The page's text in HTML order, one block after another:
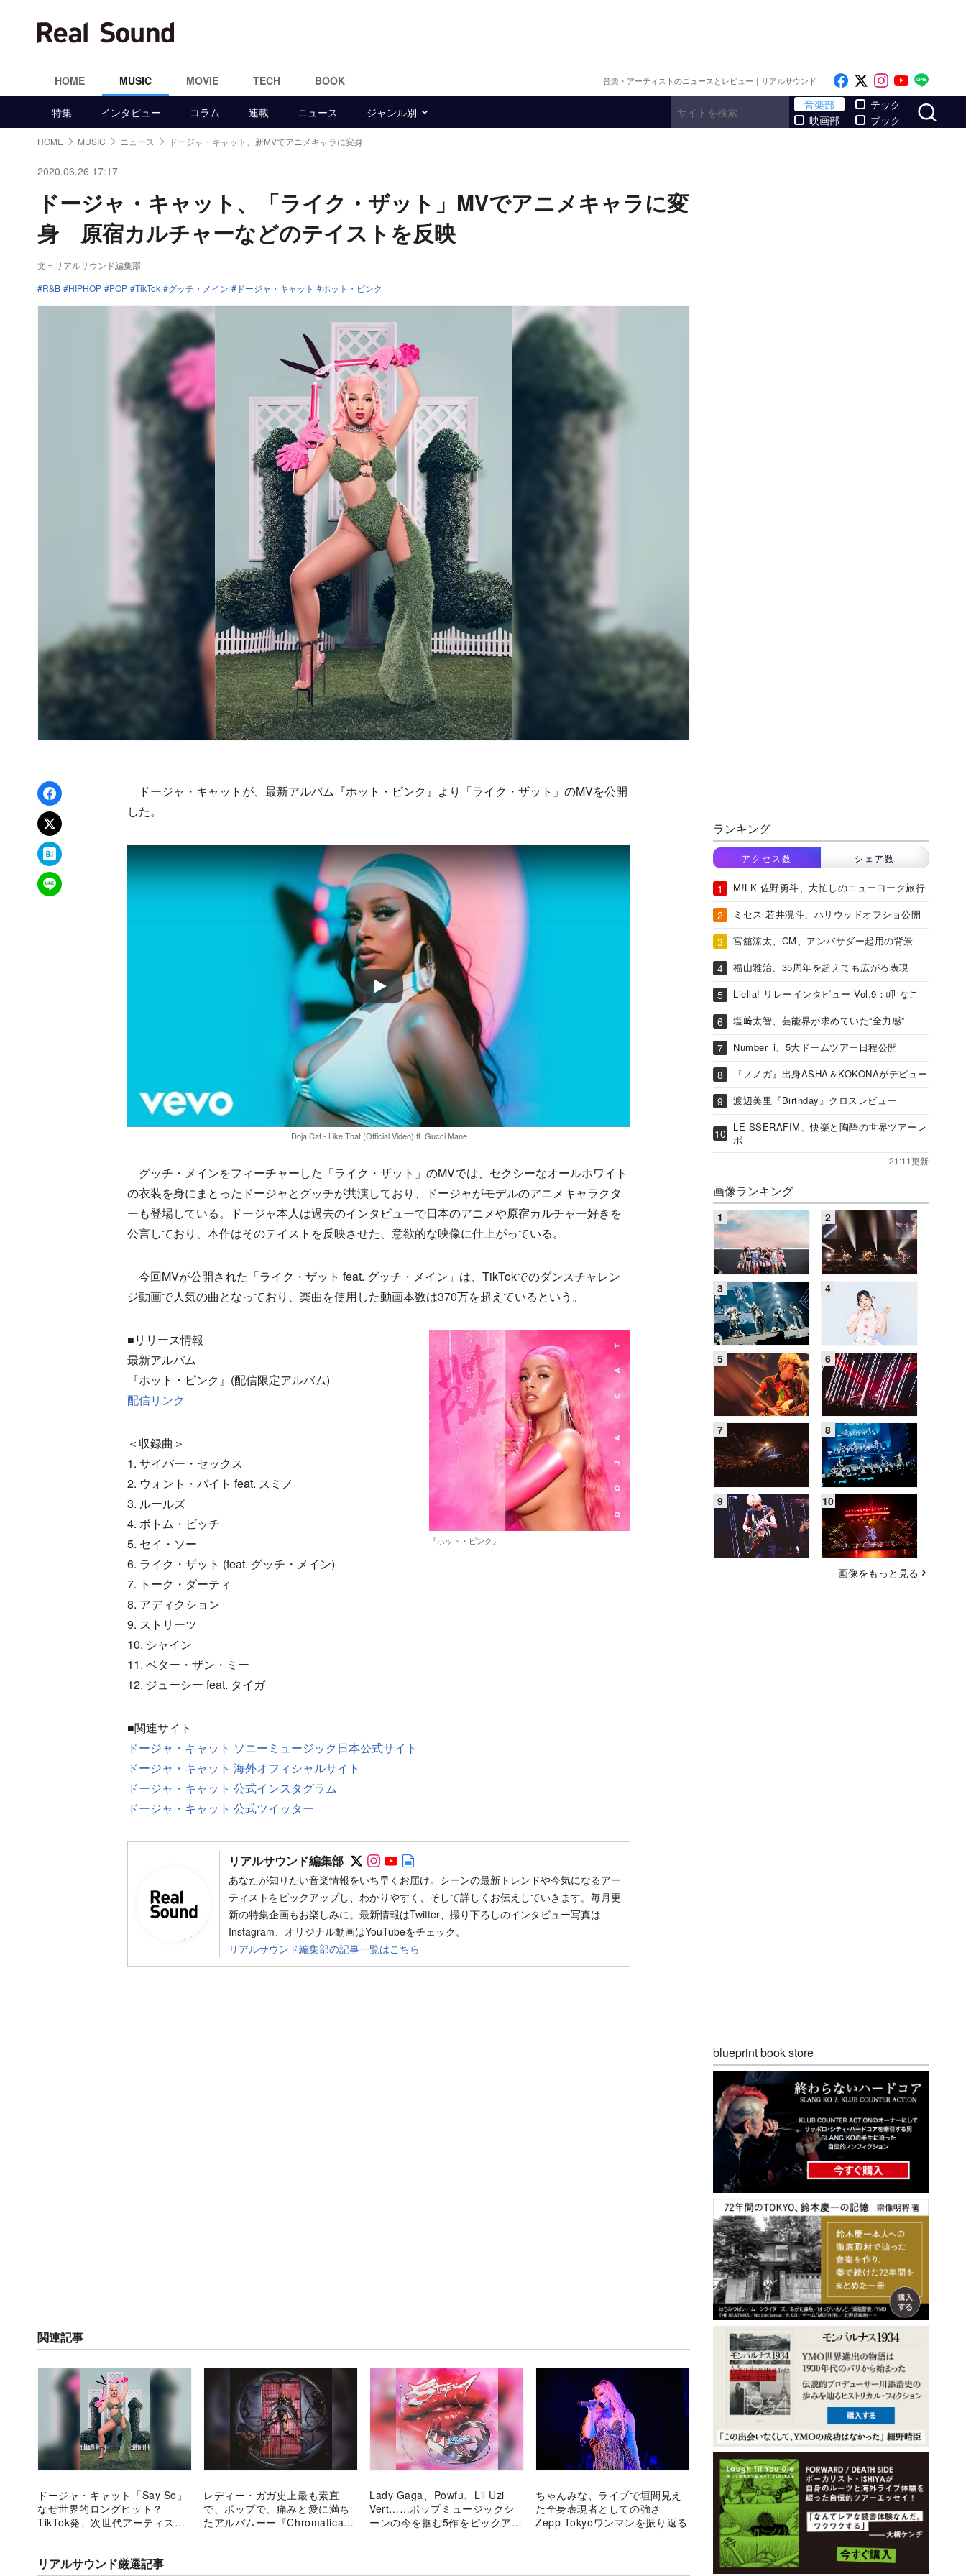
HOME MUSIC MOVIE TECH BOOK 音楽・アーティストのニュースとレビュー｜リアルサウンド Like on Facebook
Follow on x
Follow on
Follow
特集 インタビュー コラム 連載 ニュース ジャンル別
音楽部
映画部
テック
ブック
HOME MUSIC ニュース ドージャ・キャット、新MVでアニメキャラに変身
2020.06.26 17:17
ドージャ・キャット、「ライク・ザット」MVでアニメキャラに変
身 原宿カルチャーなどのテイストを反映
文＝リアルサウンド編集部
R&B
HIPHOP POP TikTok グッチ・メイン ドージャ・キャット ホット・ピンク
Facebookでシェア
xでポスト
はてなブックマーク
LINEで送る
ドージャ・キャットが、最新アルバム『ホット・ピンク』より「ライク・ザット」のMVを公開
した。
Play
Doja Cat - Like That (Official Video) ft. Gucci Mane
グッチ・メインをフィーチャーした「ライク・ザット」のMVでは、セクシーなオールホワイト
の衣装を身にまとったドージャとグッチが共演しており、ドージャがモデルのアニメキャラクタ
ーも登場している。ドージャ本人は過去のインタビューで日本のアニメや原宿カルチャー好きを
公言しており、本作はそのテイストを反映させた、意欲的な映像に仕上がっている。
今回MVが公開された「ライク・ザット feat. グッチ・メイン」は、TikTokでのダンスチャレン
ジ動画で人気の曲となっており、楽曲を使用した動画本数は370万を超えているという。
『ホット・ピンク』
■リリース情報
最新アルバム
『ホット・ピンク』(配信限定アルバム)
配信リンク
＜収録曲＞
1. サイバー・セックス
2. ウォント・バイト feat. スミノ
3. ルールズ
4. ボトム・ビッチ
5. セイ・ソー
6. ライク・ザット (feat. グッチ・メイン)
7. トーク・ダーティ
8. アディクション
9. ストリーツ
10. シャイン
11. ベター・ザン・ミー
12. ジューシー feat. タイガ
■関連サイト
ドージャ・キャット ソニーミュージック日本公式サイト
ドージャ・キャット 海外オフィシャルサイト
ドージャ・キャット 公式インスタグラム
ドージャ・キャット 公式ツイッター
リアルサウンド編集部 Follow on SNS
Follow on SNS
Follow on SNS
あなたが知りたい音楽情報をいち早くお届け。シーンの最新トレンドや今気になるアー
ティストをピックアップし、わかりやすく、そして詳しくお伝えしていきます。毎月更
新の特集企画もお楽しみに。最新情報はTwitter、撮り下ろしのインタビュー写真は
Instagram、オリジナル動画はYouTubeをチェック。
リアルサウンド編集部の記事一覧はこちら
関連記事
ドージャ・キャット「Say So」
なぜ世界的ロングヒット？
TikTok発、次世代アーティスト
レディー・ガガ史上最も素直
で、ポップで、痛みと愛に満ち
たアルバムーー『Chromatica』
Lady Gaga、Powfu、Lil Uzi
Vert……ポップミュージックシ
ーンの今を掴む5作をピックアッ
ちゃんみな、ライブで垣間見え
た全身表現者としての強さ
Zepp Tokyoワンマンを振り返る
リアルサウンド厳選記事
ランキング
アクセス数 シェア数
M!LK 佐野勇斗、大忙しのニューヨーク旅行
ミセス 若井滉斗、ハリウッドオフショ公開
宮舘涼太、CM、アンバサダー起用の背景
福山雅治、35周年を超えても広がる表現
Liella! リレーインタビュー Vol.9：岬 なこ
塩﨑太智、芸能界が求めていた“全力感”
Number_i、5大ドームツアー日程公開
『ノノガ』出身ASHA＆KOKONAがデビュー
渡辺美里『Birthday』クロスレビュー
LE SSERAFIM、快楽と陶酔の世界ツアーレ
ポ
21:11更新
画像ランキング
画像をもっと見る
blueprint book store